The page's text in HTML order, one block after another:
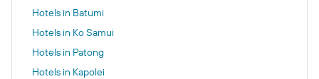
Hotels in Batumi
Hotels in Ko Samui
Hotels in Patong
Hotels in Kapolei